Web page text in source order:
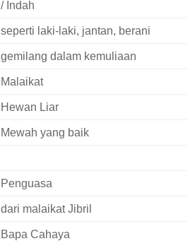
/ Indah
seperti laki-laki, jantan, berani
gemilang dalam kemuliaan
Malaikat
Hewan Liar
Mewah yang baik
Penguasa
dari malaikat Jibril
Bapa Cahaya